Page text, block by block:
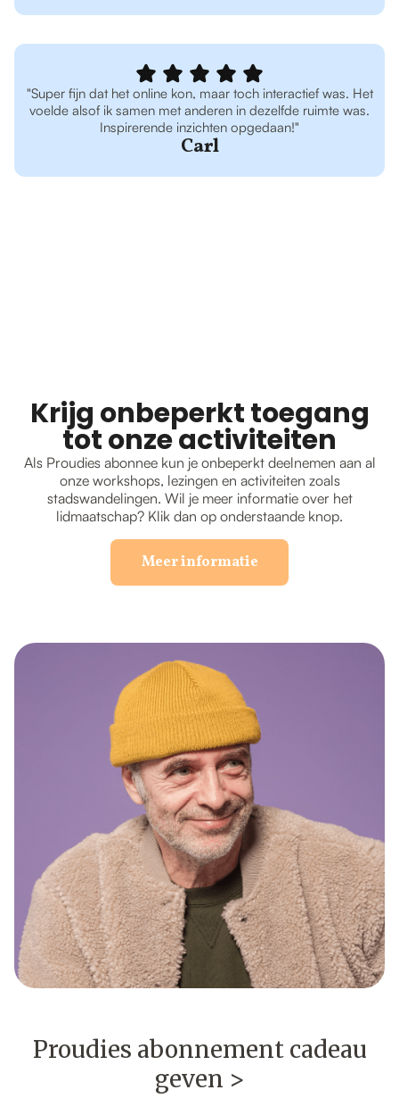
"Super fijn dat het online kon, maar toch interactief was. Het
voelde alsof ik samen met anderen in dezelfde ruimte was.
Inspirerende inzichten opgedaan!"
Carl
Krijg onbeperkt toegang
tot onze activiteiten
Als Proudies abonnee kun je onbeperkt deelnemen aan al
onze workshops, lezingen en activiteiten zoals
stadswandelingen. Wil je meer informatie over het
lidmaatschap? Klik dan op onderstaande knop.
Meer informatie
Proudies abonnement cadeau
geven >